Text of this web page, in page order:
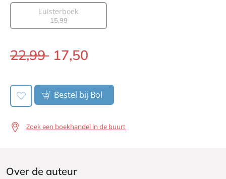
Prijs:
22,99
Aantal pagina's:
Verschijningsdatum:
Luisterboek
15,99
Paperback:
22,99 17,50
Bestel bij Bol
Zoek een boekhandel in de buurt
Over de auteur